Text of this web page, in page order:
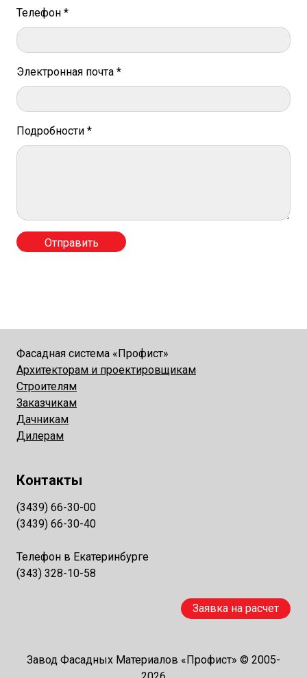
Телефон *
Электронная почта *
Подробности *
Фасадная система «Профист»
Архитекторам и проектировщикам
Строителям
Заказчикам
Дачникам
Дилерам
Контакты
(3439) 66-30-00
(3439) 66-30-40
Телефон в Екатеринбурге
(343) 328-10-58
Заявка на расчет
Завод Фасадных Материалов «Профист» © 2005-